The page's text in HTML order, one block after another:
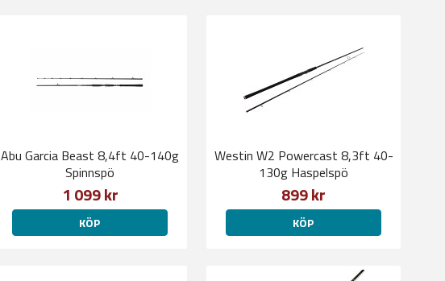
Abu Garcia Beast 8,4ft 40-140g
Spinnspö
1 099 kr
KÖP
Westin W2 Powercast 8,3ft 40-
130g Haspelspö
899 kr
KÖP